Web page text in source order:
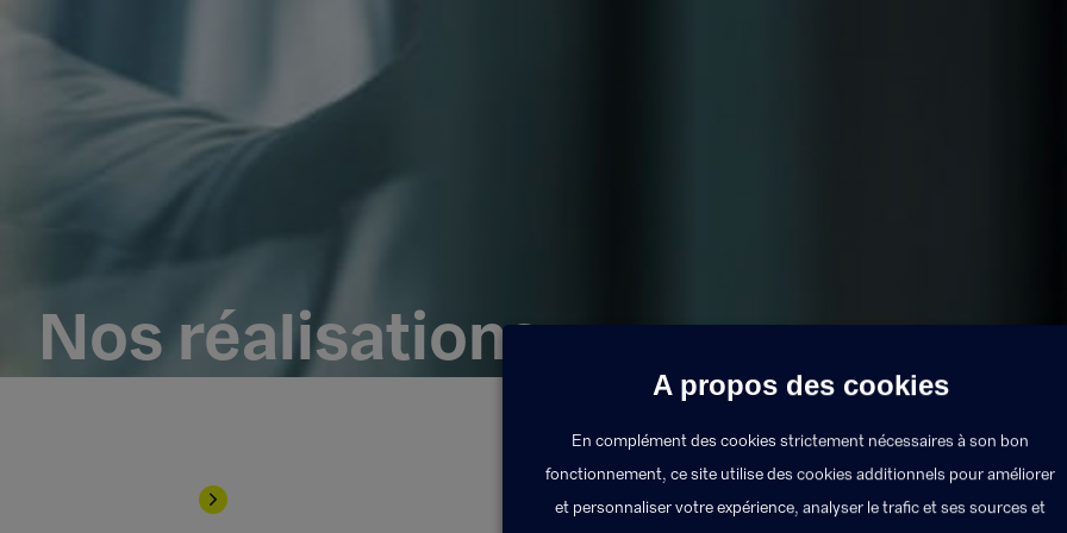
Nos réalisations
Exponens Solutions vous présente ses dernières missions réalisées auprès de ses clients.
A propos des cookies
En complément des cookies strictement nécessaires à son bon
fonctionnement, ce site utilise des cookies additionnels pour améliorer
et personnaliser votre expérience, analyser le trafic et ses sources et